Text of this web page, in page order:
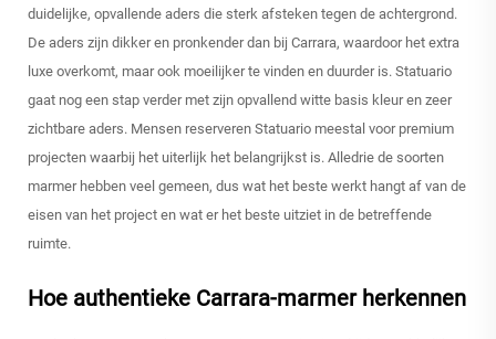
duidelijke, opvallende aders die sterk afsteken tegen de achtergrond.
De aders zijn dikker en pronkender dan bij Carrara, waardoor het extra
luxe overkomt, maar ook moeilijker te vinden en duurder is. Statuario
gaat nog een stap verder met zijn opvallend witte basis kleur en zeer
zichtbare aders. Mensen reserveren Statuario meestal voor premium
projecten waarbij het uiterlijk het belangrijkst is. Alledrie de soorten
marmer hebben veel gemeen, dus wat het beste werkt hangt af van de
eisen van het project en wat er het beste uitziet in de betreffende
ruimte.
Hoe authentieke Carrara-marmer herkennen